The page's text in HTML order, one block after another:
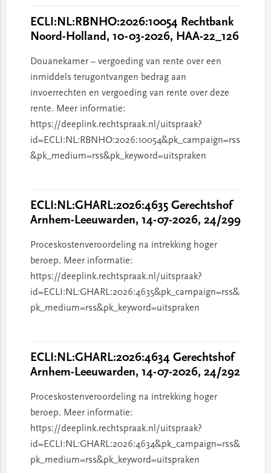
ECLI:NL:RBNHO:2026:10054 Rechtbank
Noord-Holland, 10-03-2026, HAA-22_126
Douanekamer – vergoeding van rente over een
inmiddels terugontvangen bedrag aan
invoerrechten en vergoeding van rente over deze
rente. Meer informatie:
https://deeplink.rechtspraak.nl/uitspraak?
id=ECLI:NL:RBNHO:2026:10054&pk_campaign=rss
&pk_medium=rss&pk_keyword=uitspraken
ECLI:NL:GHARL:2026:4635 Gerechtshof
Arnhem-Leeuwarden, 14-07-2026, 24/299
Proceskostenveroordeling na intrekking hoger
beroep. Meer informatie:
https://deeplink.rechtspraak.nl/uitspraak?
id=ECLI:NL:GHARL:2026:4635&pk_campaign=rss&
pk_medium=rss&pk_keyword=uitspraken
ECLI:NL:GHARL:2026:4634 Gerechtshof
Arnhem-Leeuwarden, 14-07-2026, 24/292
Proceskostenveroordeling na intrekking hoger
beroep. Meer informatie:
https://deeplink.rechtspraak.nl/uitspraak?
id=ECLI:NL:GHARL:2026:4634&pk_campaign=rss&
pk_medium=rss&pk_keyword=uitspraken